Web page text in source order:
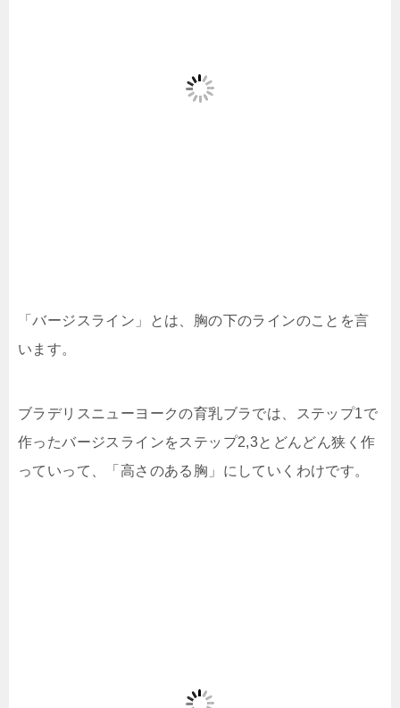
「バージスライン」とは、胸の下のラインのことを言
います。
ブラデリスニューヨークの育乳ブラでは、ステップ1で
作ったバージスラインをステップ2,3とどんどん狭く作
っていって、「高さのある胸」にしていくわけです。